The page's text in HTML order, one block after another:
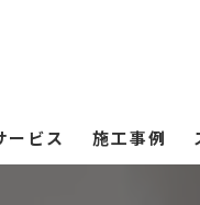
ービス 施工事例